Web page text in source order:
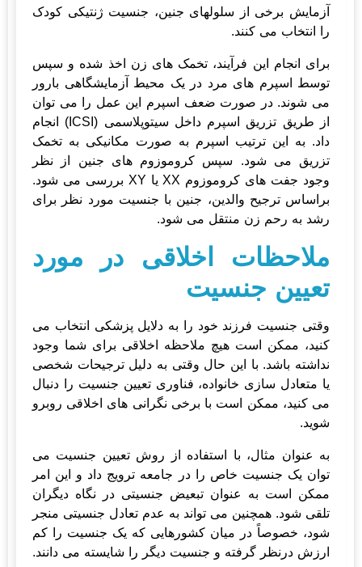
آزمایش برخی از سلولهای جنین، جنسیت ژنتیکی کودک
را انتخاب می کنند.
برای انجام این فرآیند، تخمک های زن اخذ شده و سپس
توسط اسپرم های مرد در یک محیط آزمایشگاهی بارور
می شوند. در صورت ضعف اسپرم این عمل را می توان
از طریق تزریق اسپرم داخل سیتوپلاسمی (ICSI) انجام
داد. به این ترتیب اسپرم به صورت مکانیکی به تخمک
تزریق می شود. سپس کروموزوم های جنین از نظر
وجود جفت های کروموزوم XX یا XY بررسی می شود.
براساس ترجیح والدین، ​​جنین با جنسیت مورد نظر برای
رشد به رحم زن منتقل می شود.
ملاحظات اخلاقی در مورد
تعیین جنسیت
وقتی جنسیت فرزند خود را به دلایل پزشکی انتخاب می
کنید، ممکن است هیچ ملاحظه اخلاقی برای شما وجود
نداشته باشد. با این حال وقتی به دلیل ترجیحات شخصی
یا متعادل سازی خانواده، فناوری تعیین جنسیت را دنبال
می کنید، ممکن است با برخی نگرانی های اخلاقی روبرو
شوید.
به عنوان مثال، با استفاده از روش تعیین جنسیت می
توان یک جنسیت خاص را در جامعه ترویج داد و این امر
ممکن است به عنوان تبعیض جنسیتی در نگاه دیگران
تلقی شود. همچنین می تواند به عدم تعادل جنسیتی منجر
شود، خصوصاً در میان کشورهایی که یک جنسیت را کم
ارزش درنظر گرفته و جنسیت دیگر را شایسته می دانند.